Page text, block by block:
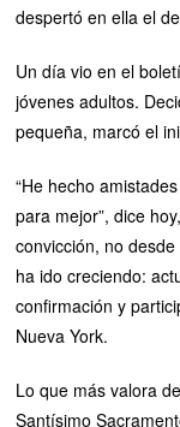
despertó en ella el
Un día vio en el
jóvenes adultos.
pequeña, marcó el
“He hecho
para mejor”, dice
convicción, no
ha ido creciendo:
confirmación y
Nueva York.
Lo que más valora
Santísimo